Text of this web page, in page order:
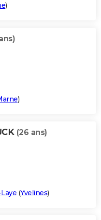
)
)
(26 ans)
(Yvelines)